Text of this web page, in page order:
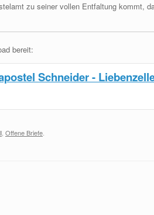
zu seiner vollen Entfaltung kommt,
bereit:
Schneider -
, Offene Briefe.